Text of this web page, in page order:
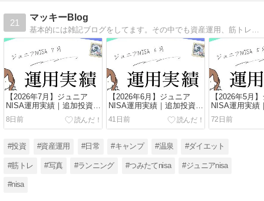
21
マッキーBlog
【2026年7月】ジュニア
NISA運用実績｜追加投資な
しで放置した結果を38歳医
療職が公開
8日前
【2026年6月】ジュニア
NISA運用実績｜追加投資な
しで放置した結果を38歳医
療職が公開
41日前
【2026年5月
NISA運用実績
しで放置した
療職が公開
72日前
#投資 #資産運用 #日常 #キャンプ #温泉 #ダイエット
#筋トレ #写真 #ランニング #つみたてnisa #ジュニアnisa
#nisa